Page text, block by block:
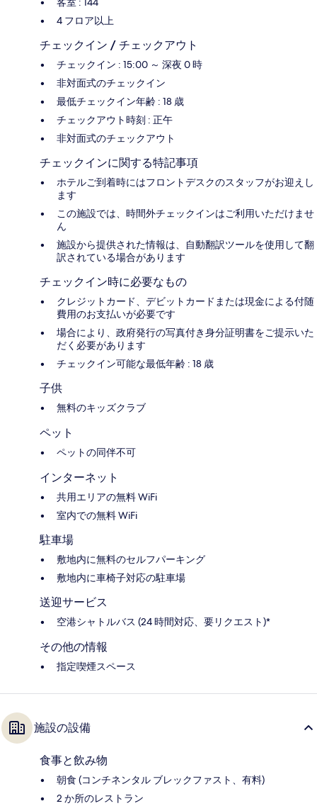
4 フロア以上
チェックイン / チェックアウト
チェックイン : 15:00 ～ 深夜 0 時
非対面式のチェックイン
最低チェックイン年齢 : 18 歳
チェックアウト時刻 : 正午
非対面式のチェックアウト
チェックインに関する特記事項
ホテルご到着時にはフロントデスクのスタッフがお迎えし
ます
この施設では、時間外チェックインはご利用いただけませ
ん
施設から提供された情報は、自動翻訳ツールを使用して翻
訳されている場合があります
チェックイン時に必要なもの
クレジットカード、デビットカードまたは現金による付随
費用のお支払いが必要です
場合により、政府発行の写真付き身分証明書をご提示いた
だく必要があります
チェックイン可能な最低年齢 : 18 歳
子供
無料のキッズクラブ
ペット
ペットの同伴不可
インターネット
共用エリアの無料 WiFi
室内での無料 WiFi
駐車場
敷地内に無料のセルフパーキング
敷地内に車椅子対応の駐車場
送迎サービス
空港シャトルバス (24 時間対応、要リクエスト)*
その他の情報
指定喫煙スペース
施設の設備
食事と飲み物
朝食 (コンチネンタル ブレックファスト、有料)
2 か所のレストラン